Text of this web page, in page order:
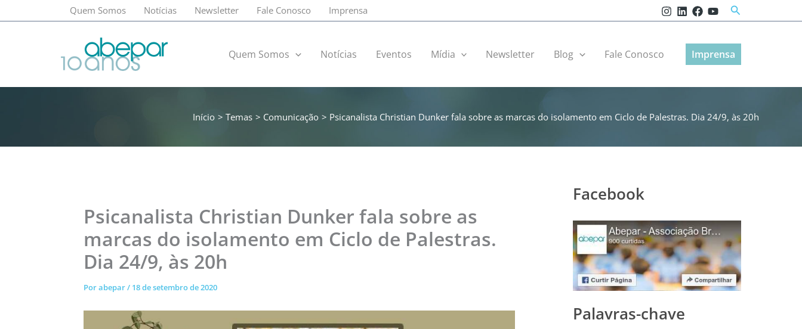
para
Quem Somos Notícias Newsletter Fale Conosco Imprensa Pesquisar
Quem Somos Notícias Eventos Mídia Newsletter Blog Fale Conosco Imprensa
Início Temas Comunicação Psicanalista Christian Dunker fala sobre as marcas do isolamento em Ciclo de Palestras. Dia 24/9, às 20h
Psicanalista Christian Dunker fala sobre as
marcas do isolamento em Ciclo de Palestras.
Dia 24/9, às 20h
Porabepar/ 18 de setembro de 2020
Facebook
Palavras-chave